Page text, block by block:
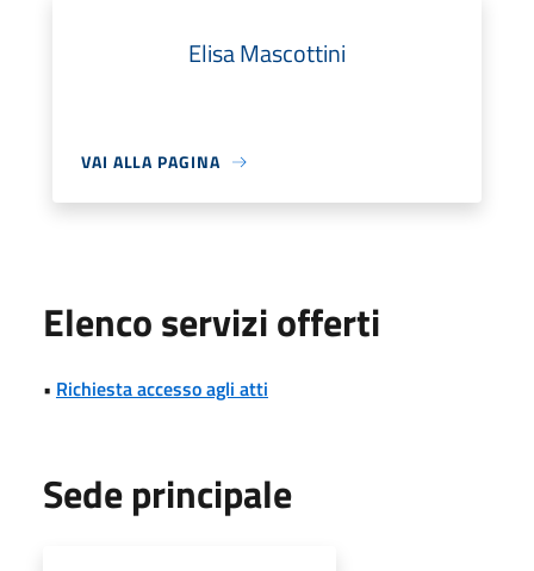
Elisa Mascottini
VAI ALLA PAGINA
Elenco servizi offerti
• Richiesta accesso agli atti
Sede principale